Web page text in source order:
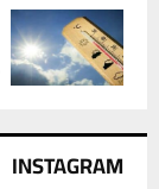
INSTAGRAM